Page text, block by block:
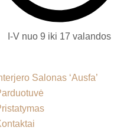
I-V nuo 9 iki 17 valandos
Salonas ‘Ausfa’